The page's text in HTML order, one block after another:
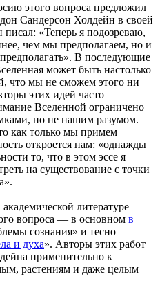
этого вопроса предложил
Сандерсон Холдейн в своей
«Теперь я подозреваю,
чем мы предполагаем, но и
В последующие
может быть настолько
что мы не сможем этого ни
этих идей часто
Вселенной ограничено
но не нашим разумом.
как только мы примем
откроется нам: «однажды
то, что в этом эссе я
на существование с точки
литературе
вопроса — в основном в
сознания» и тесно
и духа». Авторы этих работ
применительно к
растениям и даже целым